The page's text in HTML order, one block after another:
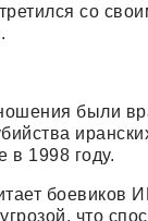
со
были
1998 году.
боевиков
что